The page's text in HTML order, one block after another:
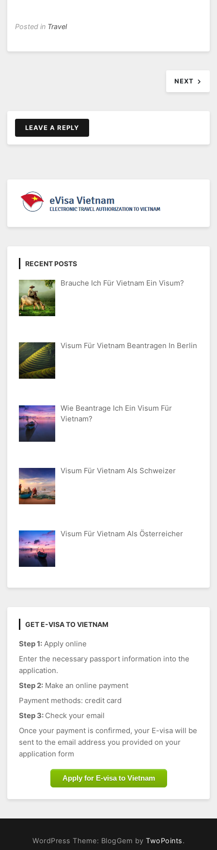
Posted in Travel
NEXT
LEAVE A REPLY
RECENT POSTS
Brauche Ich Für Vietnam Ein Visum?
Visum Für Vietnam Beantragen In Berlin
Wie Beantrage Ich Ein Visum Für
Vietnam?
Visum Für Vietnam Als Schweizer
Visum Für Vietnam Als Österreicher
GET E-VISA TO VIETNAM
Step 1: Apply online
Enter the necessary passport information into the
application.
Step 2: Make an online payment
Payment methods: credit card
Step 3: Check your email
Once your payment is confirmed, your E-visa will be
sent to the email address you provided on your
application form
Apply for E-visa to Vietnam
WordPress Theme: BlogGem by TwoPoints.